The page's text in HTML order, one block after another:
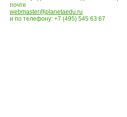
почте
webmaster@planetaedu.ru
и по телефону: +7 (495) 545 63 67